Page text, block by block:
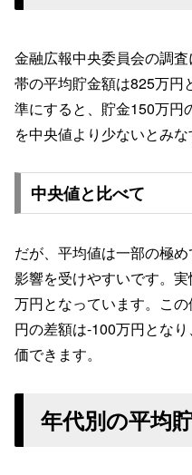
金融広報中央委員会の調
帯の平均貯金額は825万円
準にすると、貯金150万円
を中央値より少ないとみな
中央値と比べて
だが、平均値は一部の極
影響を受けやすいです。
万円となっています。こ
円の差額は-100万円とな
価できます。
年代別の平均